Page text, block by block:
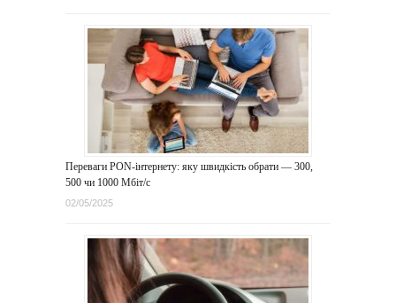
Переваги PON-інтернету: яку швидкість обрати — 300,
500 чи 1000 Мбіт/с
02/05/2025